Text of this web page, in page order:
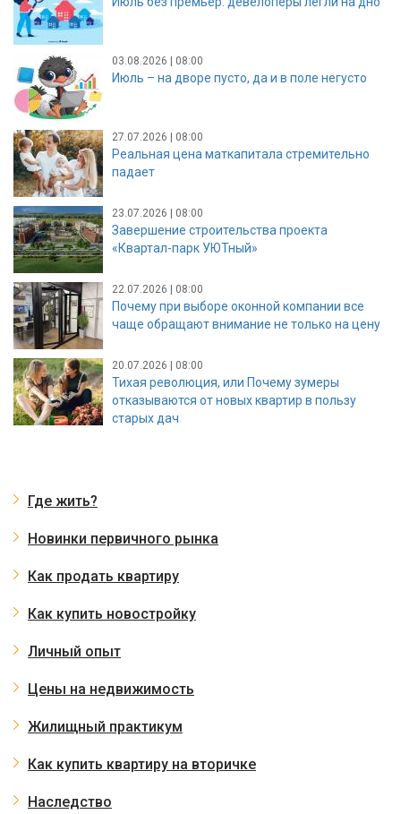
03.08.2026 | 08:00
Июль – на дворе пусто, да и в поле негусто
27.07.2026 | 08:00
Реальная цена маткапитала стремительно
падает
23.07.2026 | 08:00
Завершение строительства проекта
«Квартал-парк УЮТный»
22.07.2026 | 08:00
Почему при выборе оконной компании все
чаще обращают внимание не только на цену
20.07.2026 | 08:00
Тихая революция, или Почему зумеры
отказываются от новых квартир в пользу
старых дач
Где жить?
Новинки первичного рынка
Как продать квартиру
Как купить новостройку
Личный опыт
Цены на недвижимость
Жилищный практикум
Как купить квартиру на вторичке
Наследство